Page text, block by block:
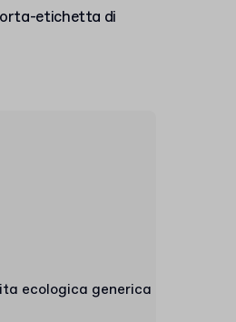
etichetta di